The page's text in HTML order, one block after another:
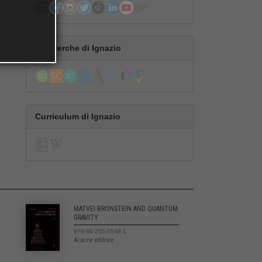
Le ricerche di Ignazio
Curriculum di Ignazio
MATVEI BRONSTEIN AND QUANTUM
GRAVITY
978-88-255-0548-1
Aracne editrice